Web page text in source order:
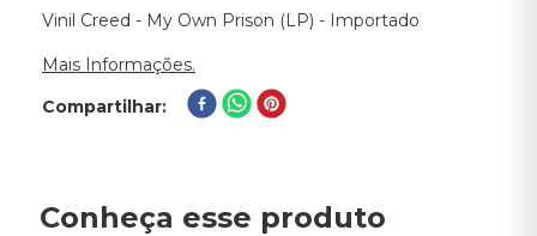
Vinil Creed - My Own Prison (LP) - Importado
Mais Informações.
Compartilhar
Conheça esse produto